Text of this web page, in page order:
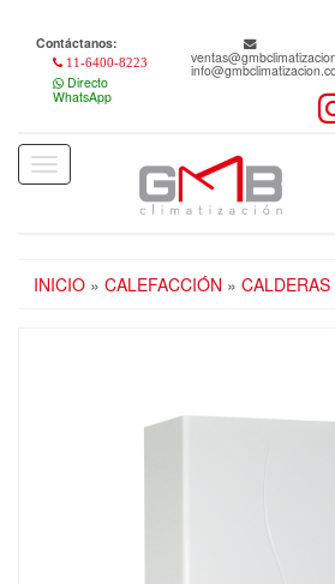
content
Contáctanos:
11-6400-8223
Directo
WhatsApp
Toggle
navigation
INICIO » CALEFACCIÓN »